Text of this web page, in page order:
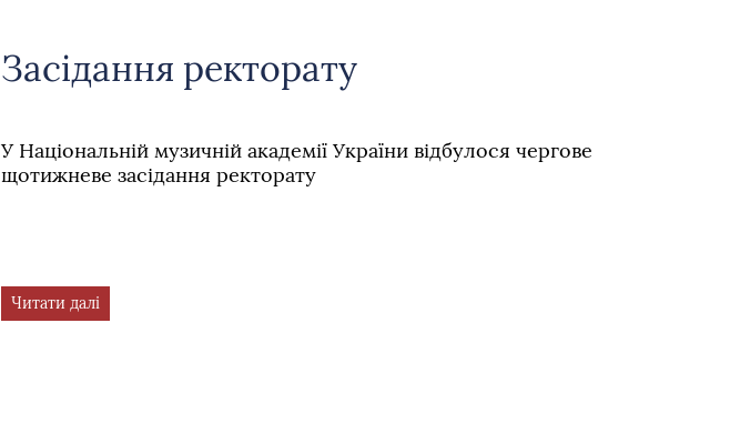
Засідання ректорату
У Національній музичній академії України відбулося чергове
щотижневе засідання ректорату
Читати далі